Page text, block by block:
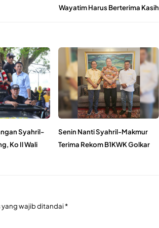
Wayatim Harus Berterima Kasih
Syahril-
Ko Il Wali
Senin Nanti Syahril-Makmur
Terima Rekom B1KWK Golkar
yang wajib ditandai*